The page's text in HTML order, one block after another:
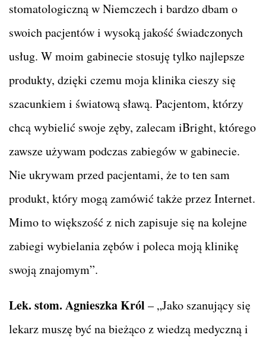
stomatologiczną w Niemczech i bardzo dbam o
swoich pacjentów i wysoką jakość świadczonych
usług. W moim gabinecie stosuję tylko najlepsze
produkty, dzięki czemu moja klinika cieszy się
szacunkiem i światową sławą. Pacjentom, którzy
chcą wybielić swoje zęby, zalecam iBright, którego
zawsze używam podczas zabiegów w gabinecie.
Nie ukrywam przed pacjentami, że to ten sam
produkt, który mogą zamówić także przez Internet.
Mimo to większość z nich zapisuje się na kolejne
zabiegi wybielania zębów i poleca moją klinikę
swoją znajomym”.
Lek. stom. Agnieszka Król – „Jako szanujący się
lekarz muszę być na bieżąco z wiedzą medyczną i